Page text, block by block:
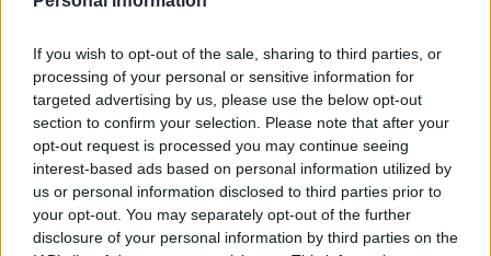
If you wish to opt-out of the sale, sharing to third parties, or
processing of your personal or sensitive information for
targeted advertising by us, please use the below opt-out
section to confirm your selection. Please note that after your
opt-out request is processed you may continue seeing
interest-based ads based on personal information utilized by
us or personal information disclosed to third parties prior to
your opt-out. You may separately opt-out of the further
disclosure of your personal information by third parties on the
NACHO VIDAL
JAVI LÓPEZ
BAILLY
DANI CALVO